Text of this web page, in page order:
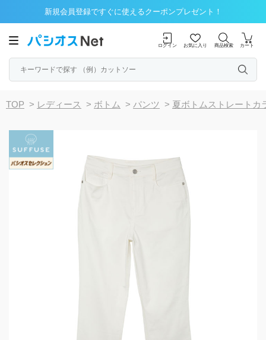
新規会員登録ですぐに使えるクーポンプレゼント！
ログイン お気に入り 商品検索 カート
TOP > レディース > ボトム > パンツ > 夏ボトムストレートカ